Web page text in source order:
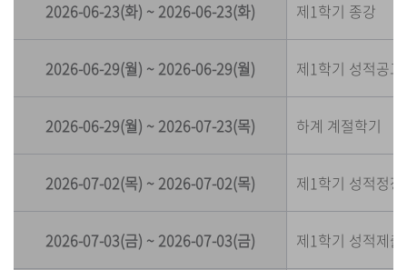
2026-06-23(화) ~ 2026-06-23(화) 제1학기 종강
2026-06-29(월) ~ 2026-06-29(월) 제1학기 성적공
2026-06-29(월) ~ 2026-07-23(목) 하계 계절학기
2026-07-02(목) ~ 2026-07-02(목) 제1학기 성적정
2026-07-03(금) ~ 2026-07-03(금) 제1학기 성적제